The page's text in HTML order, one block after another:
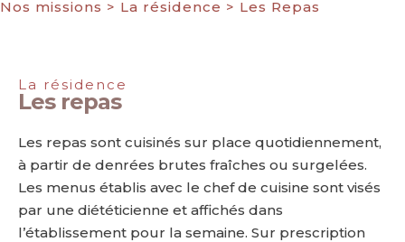
Nos missions > La résidence > Les Repas
La résidence
Les repas
Les repas sont cuisinés sur place quotidiennement,
à partir de denrées brutes fraîches ou surgelées.
Les menus établis avec le chef de cuisine sont visés
par une diététicienne et affichés dans
l’établissement pour la semaine. Sur prescription